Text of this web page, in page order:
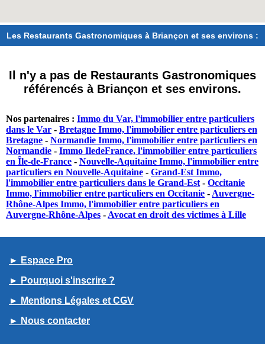
Les Restaurants Gastronomiques à Briançon et ses environs :
Il n'y a pas de Restaurants Gastronomiques
référencés à Briançon et ses environs.
Nos partenaires : Immo du Var, l'immobilier entre particuliers
dans le Var - Bretagne Immo, l'immobilier entre particuliers en
Bretagne - Normandie Immo, l'immobilier entre particuliers en
Normandie - Immo IledeFrance, l'immobilier entre particuliers
en Île-de-France - Nouvelle-Aquitaine Immo, l'immobilier entre
particuliers en Nouvelle-Aquitaine - Grand-Est Immo,
l'immobilier entre particuliers dans le Grand-Est - Occitanie
Immo, l'immobilier entre particuliers en Occitanie - Auvergne-
Rhône-Alpes Immo, l'immobilier entre particuliers en
Auvergne-Rhône-Alpes - Avocat en droit des victimes à Lille
► Espace Pro
► Pourquoi s'inscrire ?
► Mentions Légales et CGV
► Nous contacter